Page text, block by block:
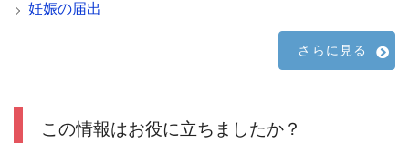
妊娠の届出
さらに見る
この情報はお役に立ちましたか？